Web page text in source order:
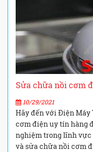
Sửa chữa nồi cơm
10/29/2021
Hãy đến với Điện
cơm điện uy tín hàng
nghiệm trong lĩnh
và sửa chữa nồi cơm